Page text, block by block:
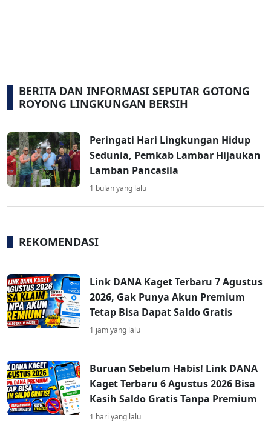
BERITA DAN INFORMASI SEPUTAR GOTONG
ROYONG LINGKUNGAN BERSIH
Peringati Hari Lingkungan Hidup
Sedunia, Pemkab Lambar Hijaukan
Lamban Pancasila
1 bulan yang lalu
REKOMENDASI
Link DANA Kaget Terbaru 7 Agustus
2026, Gak Punya Akun Premium
Tetap Bisa Dapat Saldo Gratis
1 jam yang lalu
Buruan Sebelum Habis! Link DANA
Kaget Terbaru 6 Agustus 2026 Bisa
Kasih Saldo Gratis Tanpa Premium
1 hari yang lalu